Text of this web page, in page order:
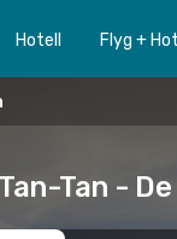
Hotell Flyg +
Tan -